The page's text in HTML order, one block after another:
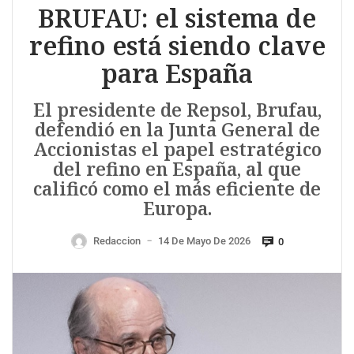
BRUFAU: el sistema de
refino está siendo clave
para España
El presidente de Repsol, Brufau,
defendió en la Junta General de
Accionistas el papel estratégico
del refino en España, al que
calificó como el más eficiente de
Europa.
Redaccion — 14 De Mayo De 2026 0